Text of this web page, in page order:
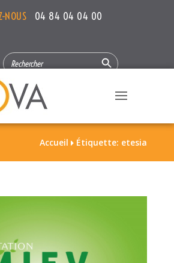
NOUS 04 84 04 04 00
SEARCH
FOR:
Search Button
Accueil  Étiquette: etesia